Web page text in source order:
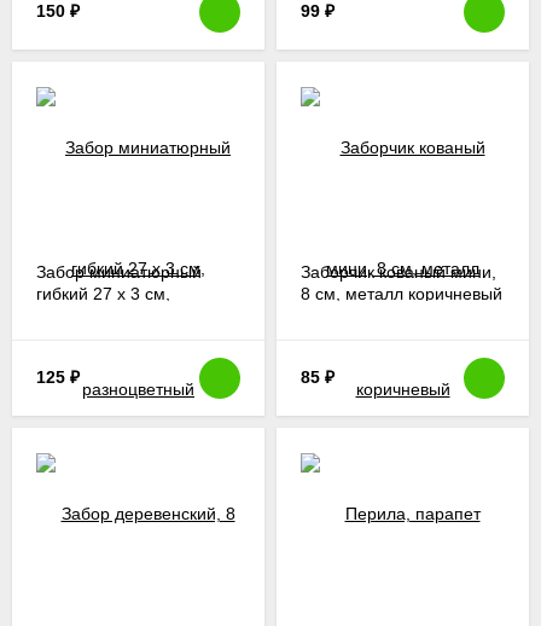
150 ₽ 99 ₽
Забор миниатюрный
гибкий 27 х 3 см,
125 ₽
Заборчик кованый мини,
8 см, металл коричневый
85 ₽